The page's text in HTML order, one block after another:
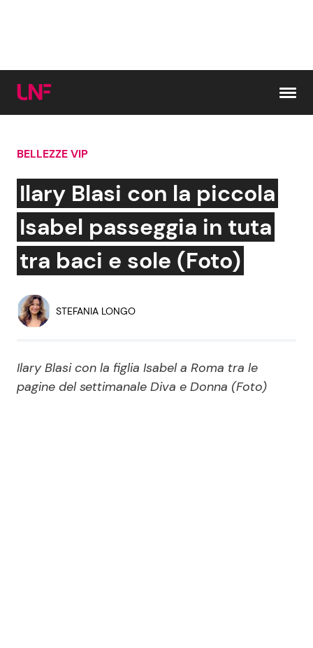
Cerca:
News e Cronaca
Attualità Italiana
Economia
Persone Scomparse
Gossip e TV
Bellezze VIP
Programmi TV
BELLEZZE VIP
Ilary Blasi con la piccola
Isabel passeggia in tuta
tra baci e sole (Foto)
STEFANIA LONGO
Ilary Blasi con la figlia Isabel a Roma tra le
pagine del settimanale Diva e Donna (Foto)